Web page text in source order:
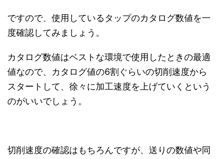
ですので、使用しているタップのカタログ数値を一
度確認してみましょう。
カタログ数値はベストな環境で使用したときの最適
値なので、カタログ値の6割ぐらいの切削速度から
スタートして、徐々に加工速度を上げていくという
のがいいでしょう。
切削速度の確認はもちろんですが、送りの数値や同